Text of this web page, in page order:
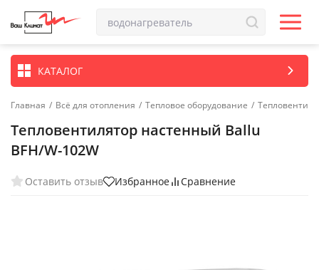
КАТАЛОГ
Главная / Всё для отопления / Тепловое оборудование /
Тепловентилятор настенный Ballu
BFH/W-102W
Оставить отзыв Избранное Сравнение